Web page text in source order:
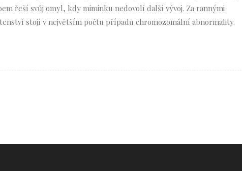
řeší svůj omyl, kdy miminku nedovolí další vývoj. Za rannými
stojí v největším počtu případů chromozomální abnormality.